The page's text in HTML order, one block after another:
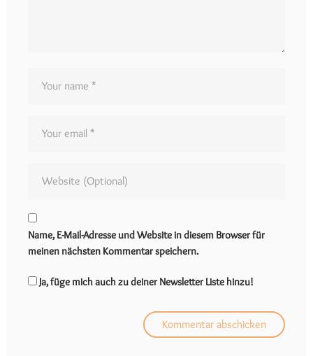
Name, E-Mail-Adresse und Website in diesem Browser für
meinen nächsten Kommentar speichern.
Ja, füge mich auch zu deiner Newsletter Liste hinzu!